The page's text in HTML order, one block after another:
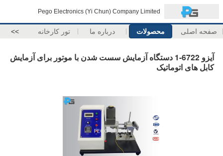
Pego Electronics (Yi Chun) Company Limited
صفحه اصلی محصولات درباره ما تور کارخانه >>
آیزو 6722-1 دستگاه آزمایش سست شدن با موتور برای آزمایش
کابل های اتوماتیک